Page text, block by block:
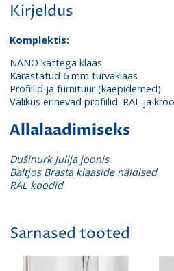
Kirjeldus
Komplektis:
NANO kattega klaas
Karastatud 6 mm turvaklaas
Profiilid ja furnituur (käepidemed)
Valikus erinevad profiilid: RAL ja
Allalaadimiseks
Dušinurk Julija joonis
Baltjos Brasta klaaside näidised
RAL koodid
Sarnased tooted